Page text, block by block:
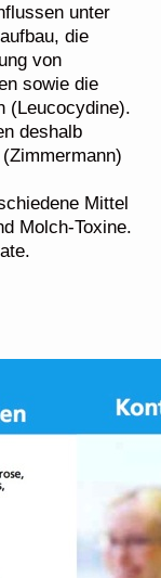
unter
die
von
sowie die
(Leucocydine).
deshalb
Mittel
Molch-Toxine.